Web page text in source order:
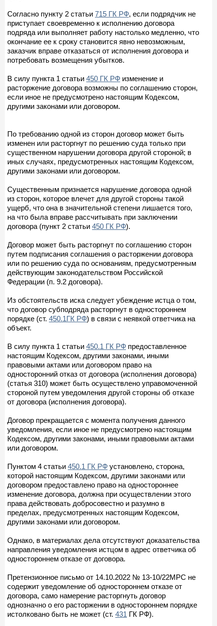
Согласно пункту 2 статьи 715 ГК РФ, если подрядчик не
приступает своевременно к исполнению договора
подряда или выполняет работу настолько медленно, что
окончание ее к сроку становится явно невозможным,
заказчик вправе отказаться от исполнения договора и
потребовать возмещения убытков.
В силу пункта 1 статьи 450 ГК РФ изменение и
расторжение договора возможны по соглашению сторон,
если иное не предусмотрено настоящим Кодексом,
другими законами или договором.
По требованию одной из сторон договор может быть
изменен или расторгнут по решению суда только при
существенном нарушении договора другой стороной; в
иных случаях, предусмотренных настоящим Кодексом,
другими законами или договором.
Существенным признается нарушение договора одной
из сторон, которое влечет для другой стороны такой
ущерб, что она в значительной степени лишается того,
на что была вправе рассчитывать при заключении
договора (пункт 2 статьи 450 ГК РФ).
Договор может быть расторгнут по соглашению сторон
путем подписания соглашения о расторжении договора
или по решению суда по основаниям, предусмотренным
действующим законодательством Российской
Федерации (п. 9.2 договора).
Из обстоятельств иска следует убеждение истца о том,
что договор субподряда расторгнут в одностороннем
порядке (ст. 450.1ГК РФ) в связи с неявкой ответчика на
объект.
В силу пункта 1 статьи 450.1 ГК РФ предоставленное
настоящим Кодексом, другими законами, иными
правовыми актами или договором право на
односторонний отказ от договора (исполнения договора)
(статья 310) может быть осуществлено управомоченной
стороной путем уведомления другой стороны об отказе
от договора (исполнения договора).
Договор прекращается с момента получения данного
уведомления, если иное не предусмотрено настоящим
Кодексом, другими законами, иными правовыми актами
или договором.
Пунктом 4 статьи 450.1 ГК РФ установлено, сторона,
которой настоящим Кодексом, другими законами или
договором предоставлено право на одностороннее
изменение договора, должна при осуществлении этого
права действовать добросовестно и разумно в
пределах, предусмотренных настоящим Кодексом,
другими законами или договором.
Однако, в материалах дела отсутствуют доказательства
направления уведомления истцом в адрес ответчика об
одностороннем отказе от договора.
Претензионное письмо от 14.10.2022 № 13-10/22МРС не
содержит уведомление об одностороннем отказе от
договора, само намерение расторгнуть договор
однозначно о его расторжении в одностороннем порядке
истолковано быть не может (ст. 431 ГК РФ).